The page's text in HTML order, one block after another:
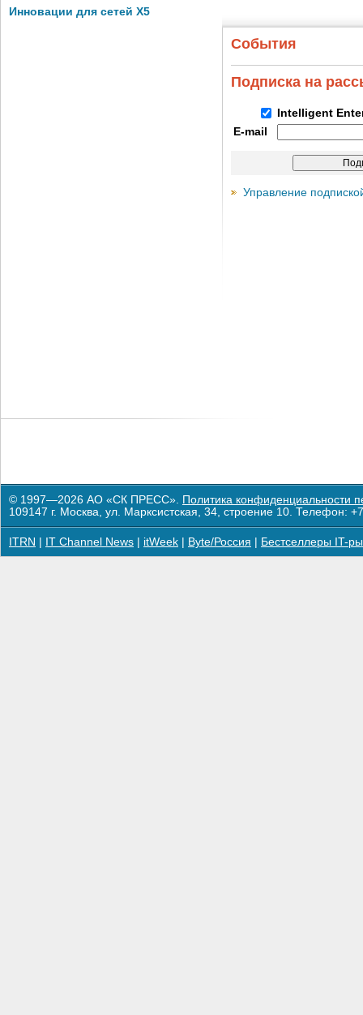
Инновации для сетей X5
События
Подписка на
Intelligent
E-mail
Управление
© 1997—2026 АО «СК ПРЕСС». Политика конфиденциальности
109147 г. Москва, ул. Марксистская, 34, строение 10. Телефон:
ITRN IT Channel News itWeek Byte/Россия Бестселлеры IT-